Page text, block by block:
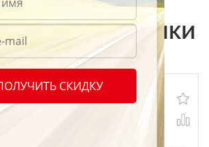
Брызговики
35x240см
СКИДКУ